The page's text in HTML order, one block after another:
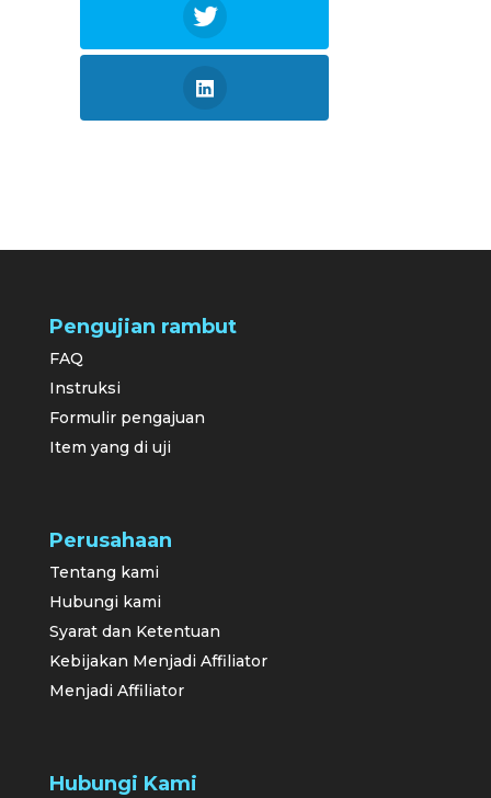
Pengujian rambut
FAQ
Instruksi
Formulir pengajuan
Item yang di uji
Perusahaan
Tentang kami
Hubungi kami
Syarat dan Ketentuan
Kebijakan Menjadi Affiliator
Menjadi Affiliator
Hubungi Kami